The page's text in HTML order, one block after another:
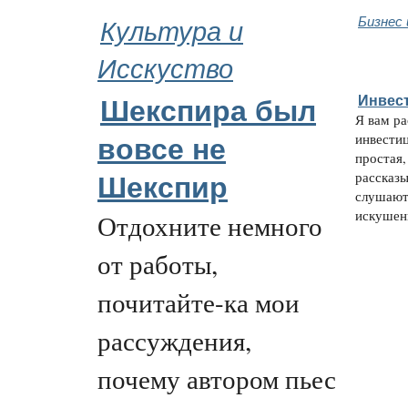
Культура и
Исскуство
Бизнес
Шекспира был
вовсе не
Шекспир
Отдохните немного
от работы,
почитайте-ка мои
рассуждения,
почему автором пьес
Я вам